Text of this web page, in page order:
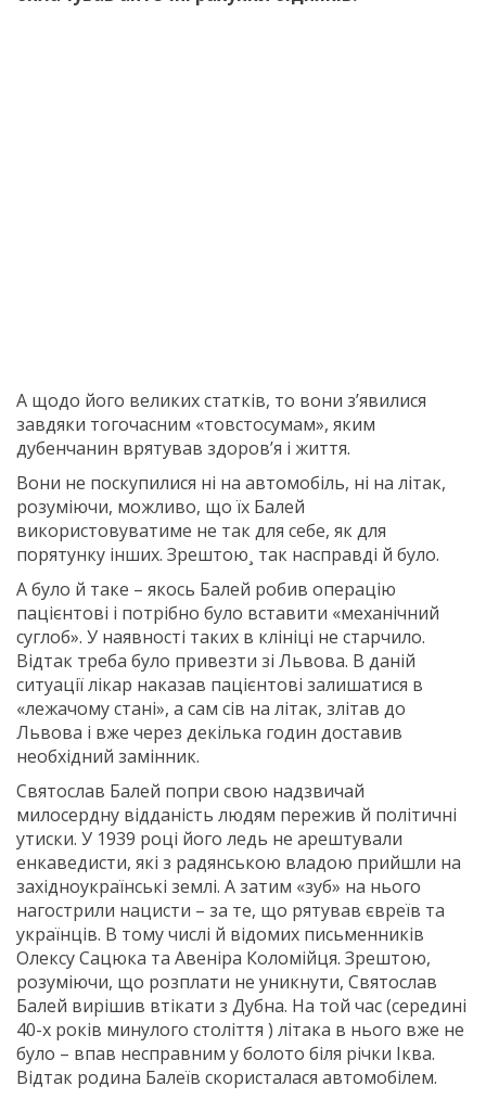
А щодо його великих статків, то вони з’явилися
завдяки тогочасним «товстосумам», яким
дубенчанин врятував здоров’я і життя.
Вони не поскупилися ні на автомобіль, ні на літак,
розуміючи, можливо, що їх Балей
використовуватиме не так для себе, як для
порятунку інших. Зрештою¸ так насправді й було.
А було й таке – якось Балей робив операцію
пацієнтові і потрібно було вставити «механічний
суглоб». У наявності таких в клініці не старчило.
Відтак треба було привезти зі Львова. В даній
ситуації лікар наказав пацієнтові залишатися в
«лежачому стані», а сам сів на літак, злітав до
Львова і вже через декілька годин доставив
необхідний замінник.
Святослав Балей попри свою надзвичай
милосердну відданість людям пережив й політичні
утиски. У 1939 році його ледь не арештували
енкаведисти, які з радянською владою прийшли на
західноукраїнські землі. А затим «зуб» на нього
нагострили нацисти – за те, що рятував євреїв та
українців. В тому числі й відомих письменників
Олексу Сацюка та Авеніра Коломійця. Зрештою,
розуміючи, що розплати не уникнути, Святослав
Балей вирішив втікати з Дубна. На той час (середині
40-х років минулого століття ) літака в нього вже не
було – впав несправним у болото біля річки Іква.
Відтак родина Балеїв скористалася автомобілем.